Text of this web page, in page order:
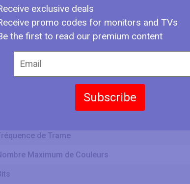
exclusive deals
promo codes for monitors and TVs
the first to read our premium content
Subscribe
d'écran
de Trame
Maximum de Couleurs